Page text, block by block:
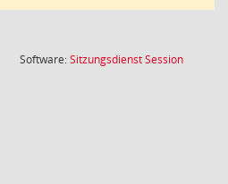
Software:SitzungsdienstSession(Wird in